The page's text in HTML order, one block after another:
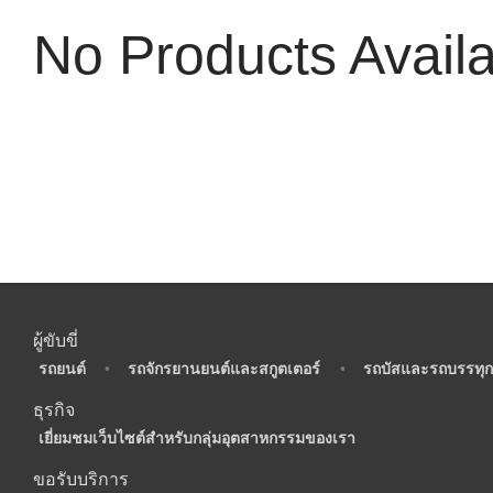
No Products
ผู้ขับขี่
รถยนต์ • รถจักรยานยนต์และสกูตเตอร์ • รถบัสและรถบรรทุก
ธุรกิจ
เยี่ยมชมเว็บไซต์สำหรับกลุ่มอุตสาหกรรมของเรา
ขอรับบริการ